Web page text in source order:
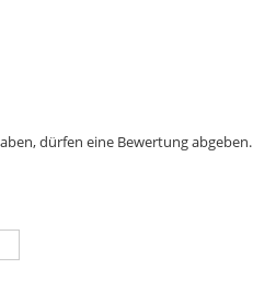
dürfen eine Bewertung abgeben.